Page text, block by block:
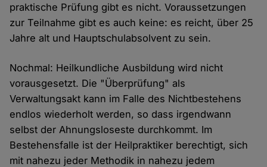
praktische Prüfung gibt es nicht. Voraussetzungen
zur Teilnahme gibt es auch keine: es reicht, über 25
Jahre alt und Hauptschulabsolvent zu sein.
Nochmal: Heilkundliche Ausbildung wird nicht
vorausgesetzt. Die "Überprüfung" als
Verwaltungsakt kann im Falle des Nichtbestehens
endlos wiederholt werden, so dass irgendwann
selbst der Ahnungsloseste durchkommt. Im
Bestehensfalle ist der Heilpraktiker berechtigt, sich
mit nahezu jeder Methodik in nahezu jedem